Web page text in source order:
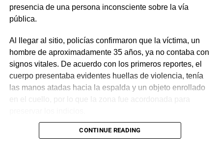
presencia de una persona inconsciente sobre la vía
pública.
Al llegar al sitio, policías confirmaron que la víctima, un
hombre de aproximadamente 35 años, ya no contaba con
signos vitales. De acuerdo con los primeros reportes, el
cuerpo presentaba evidentes huellas de violencia, tenía
las manos atadas hacia la espalda y un objeto enrollado
en el cuello, por lo que la zona fue acordonada para
Las primeras investigaciones apuntan a que el hombre
CONTINUE READING